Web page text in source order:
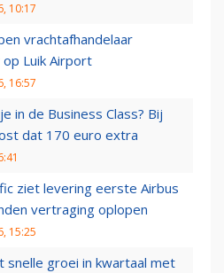
10:17
vrachtafhandelaar
Luik Airport
16:57
in de Business Class? Bij
dat 170 euro extra
ziet levering eerste Airbus
vertraging oplopen
15:25
snelle groei in kwartaal met